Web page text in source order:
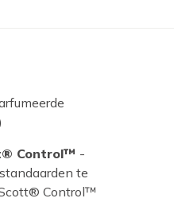
Control™ -
te
Control™